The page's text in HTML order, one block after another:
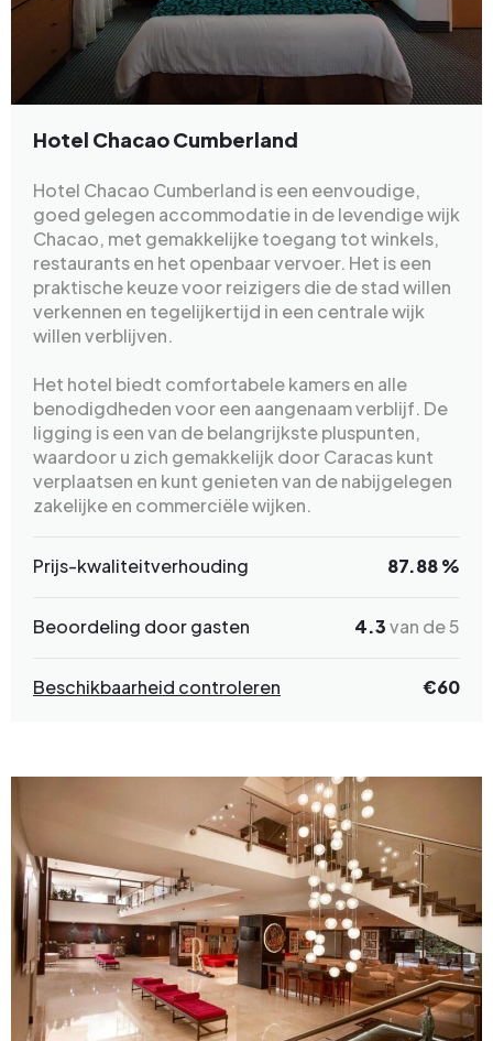
Hotel Chacao Cumberland
Hotel Chacao Cumberland is een eenvoudige,
goed gelegen accommodatie in de levendige wijk
Chacao, met gemakkelijke toegang tot winkels,
restaurants en het openbaar vervoer. Het is een
praktische keuze voor reizigers die de stad willen
verkennen en tegelijkertijd in een centrale wijk
willen verblijven.
Het hotel biedt comfortabele kamers en alle
benodigdheden voor een aangenaam verblijf. De
ligging is een van de belangrijkste pluspunten,
waardoor u zich gemakkelijk door Caracas kunt
verplaatsen en kunt genieten van de nabijgelegen
zakelijke en commerciële wijken.
Prijs-kwaliteitverhouding 87.88 %
Beoordeling door gasten 4.3van de 5
Beschikbaarheid controleren €60